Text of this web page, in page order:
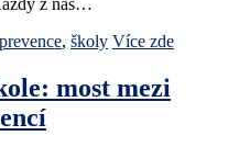
z nás…
, školy Více zde
most mezi